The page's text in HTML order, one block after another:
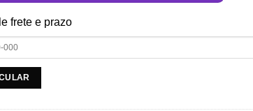
frete e prazo